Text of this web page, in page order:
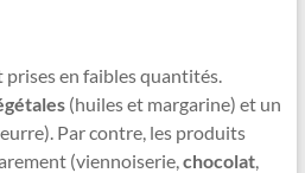
prises en faibles quantités.
(huiles et margarine) et un
Par contre, les produits
(viennoiserie, chocolat,